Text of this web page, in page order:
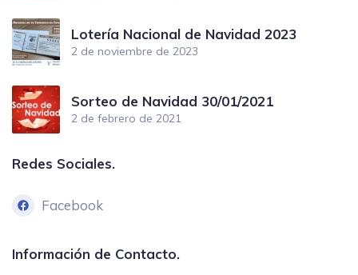
Lotería Nacional de Navidad 2023
2 de noviembre de 2023
Sorteo de Navidad 30/01/2021
2 de febrero de 2021
Redes Sociales.
Facebook
Información de Contacto.